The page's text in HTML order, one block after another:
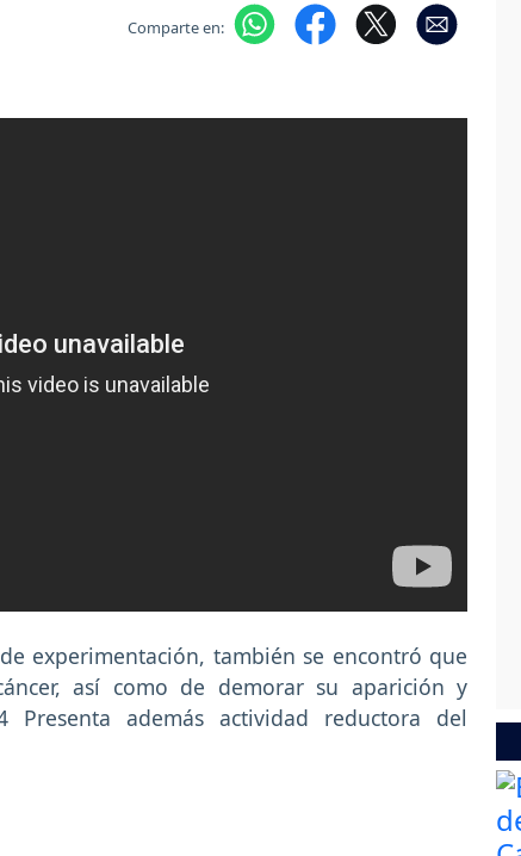
Comparte en:
experimentación, también se encontró que
así como de demorar su aparición y
además actividad reductora del